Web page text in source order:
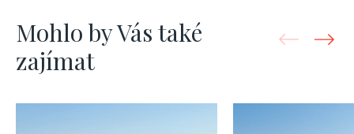
Mohlo by Vás také
zajímat